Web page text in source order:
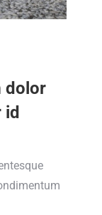
dolor